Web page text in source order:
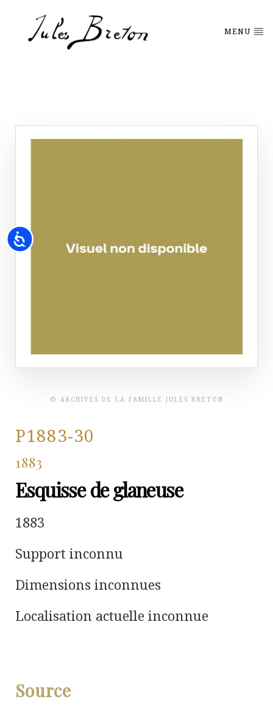
Accessibility
MENU
© ARCHIVES DE LA FAMILLE JULES BRETON
P1883-30
1883
Esquisse de glaneuse
1883
Support inconnu
Dimensions inconnues
Localisation actuelle inconnue
Source